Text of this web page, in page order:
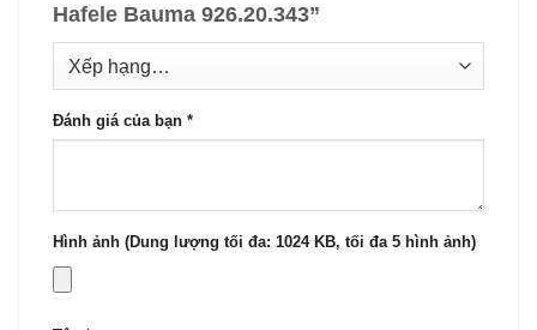
Hafele Bauma 926.20.343”
Đánh giá của bạn *
Hình ảnh (Dung lượng tối đa: 1024 KB, tối đa 5 hình ảnh)